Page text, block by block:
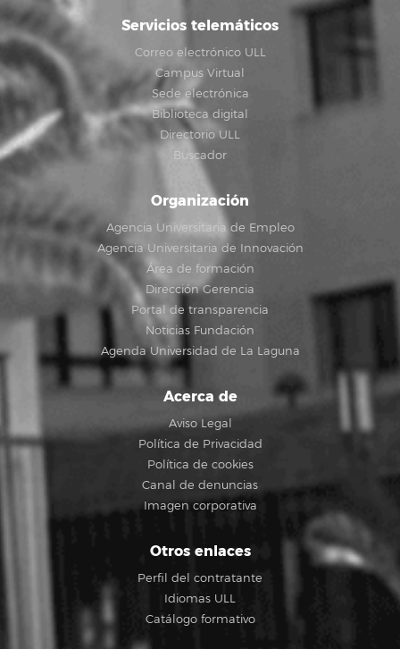
Servicios telemáticos
Correo electrónico ULL
Campus Virtual
Sede electrónica
Biblioteca digital
Directorio ULL
Buscador
Organización
Agencia Universitaria de Empleo
Agencia Universitaria de Innovación
Área de formación
Dirección Gerencia
Portal de transparencia
Noticias Fundación
Agenda Universidad de La Laguna
Acerca de
Aviso Legal
Política de Privacidad
Política de cookies
Canal de denuncias
Imagen corporativa
Otros enlaces
Perfil del contratante
Idiomas ULL
Catálogo formativo